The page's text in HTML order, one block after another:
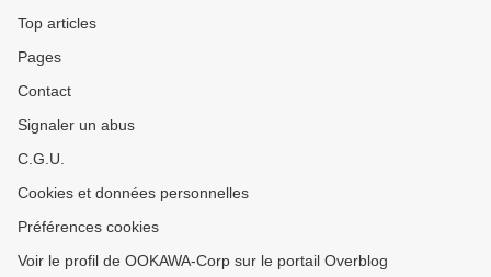
Top articles
Pages
Contact
Signaler un abus
C.G.U.
Cookies et données personnelles
Préférences cookies
Voir le profil de OOKAWA-Corp sur le portail Overblog